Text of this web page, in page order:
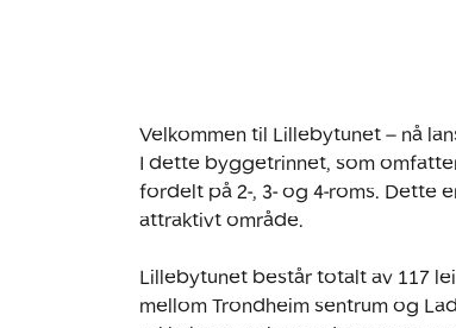
Velkommen til Lillebytunet – nå
I dette byggetrinnet, som
fordelt på 2-, 3- og 4-roms. Dette
attraktivt område.
Lillebytunet består totalt av 117
mellom Trondheim sentrum og